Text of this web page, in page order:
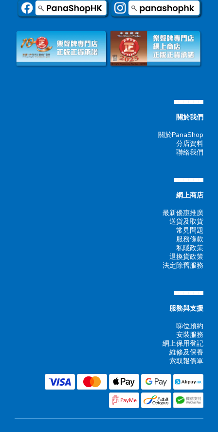
▄▄▄▄▄▄
關於我們
關於PanaShop
分店資料
聯絡我們
▄▄▄▄▄▄
網上商店
最新優惠推廣
送貨及取貨
常見問題
服務條款
私隱政策
退換貨政策
法定除舊服務
▄▄▄▄▄▄
服務與支援
睇位預約
安裝服務
網上保用登記
維修及保養
索取報價單